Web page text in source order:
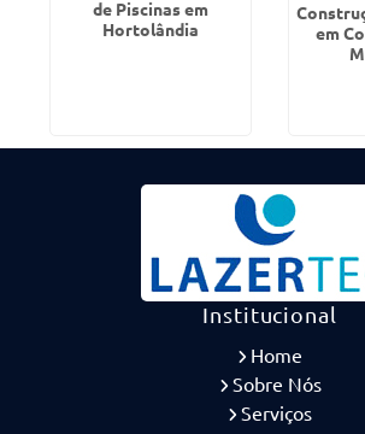
de Piscinas em
Hortolândia
em
Institucional
Home
Sobre Nós
Serviços